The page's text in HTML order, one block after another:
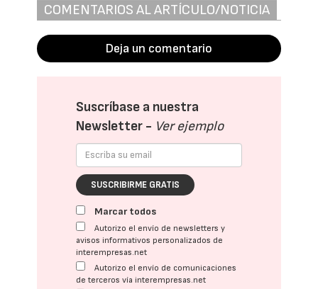
COMENTARIOS AL ARTÍCULO/NOTICIA
Deja un comentario
Suscríbase a nuestra
Newsletter - Ver ejemplo
SUSCRIBIRME GRATIS
Marcar todos
Autorizo el envío de newsletters y
avisos informativos personalizados de
interempresas.net
Autorizo el envío de comunicaciones
de terceros vía interempresas.net